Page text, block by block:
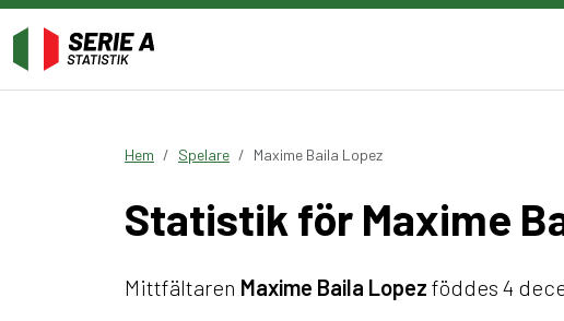
Hem Spelare Maxime Baila Lopez
Statistik för Maxime
Mittfältaren Maxime Baila Lopez föddes 4